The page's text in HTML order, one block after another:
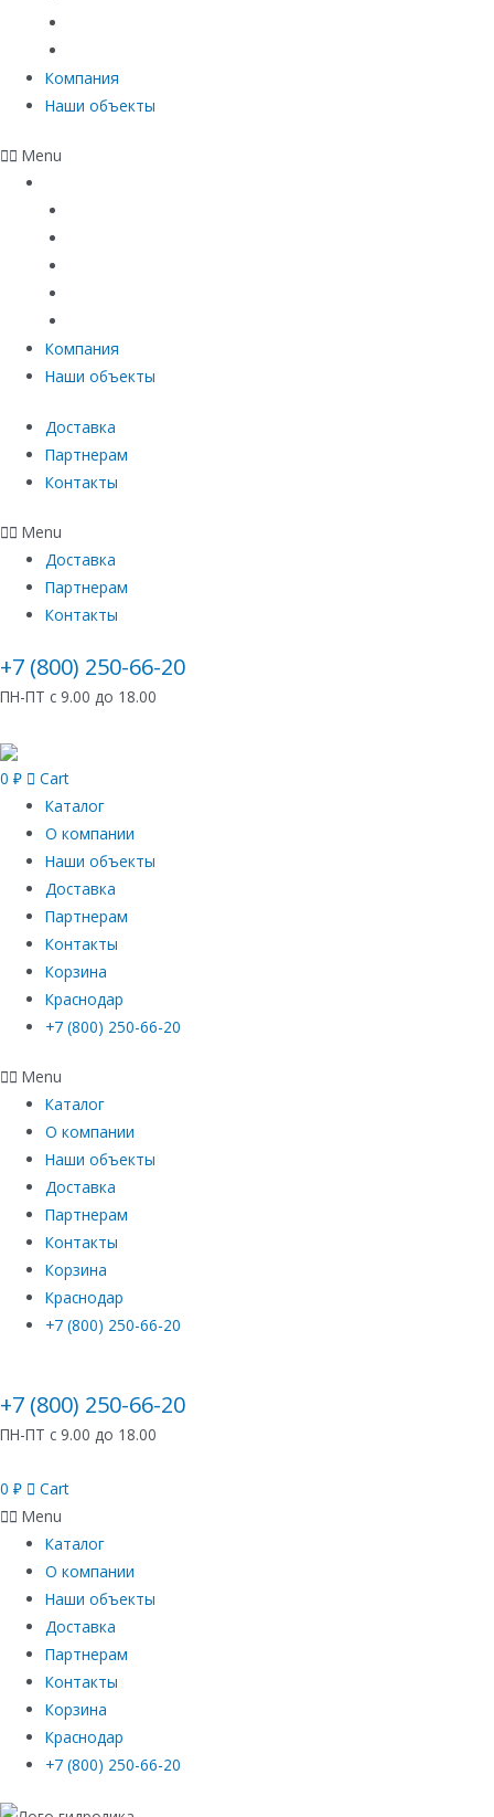
Компания
Наши объекты
Menu
Компания
Наши объекты
Доставка
Партнерам
Контакты
Menu
Доставка
Партнерам
Контакты
+7 (800) 250-66-20
ПН-ПТ с 9.00 до 18.00
0 ₽
Cart
Каталог
О компании
Наши объекты
Доставка
Партнерам
Контакты
Корзина
Краснодар
+7 (800) 250-66-20
Menu
Каталог
О компании
Наши объекты
Доставка
Партнерам
Контакты
Корзина
Краснодар
+7 (800) 250-66-20
+7 (800) 250-66-20
ПН-ПТ с 9.00 до 18.00
0 ₽
Cart
Menu
Каталог
О компании
Наши объекты
Доставка
Партнерам
Контакты
Корзина
Краснодар
+7 (800) 250-66-20